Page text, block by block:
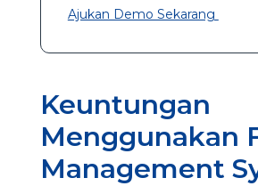
Ajukan Demo Sekarang
Keuntungan
Menggunakan
Management